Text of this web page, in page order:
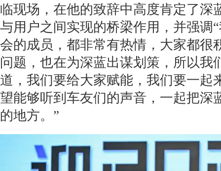
临现场，在他的致辞中高度肯定了深
与用户之间实现的桥梁作用，并强调
会的成员，都非常有热情，大家都很
问题，也在为深蓝出谋划策，所以我
道，我们要给大家赋能，我们要一起
望能够听到车友们的声音，一起把深
的地方。”